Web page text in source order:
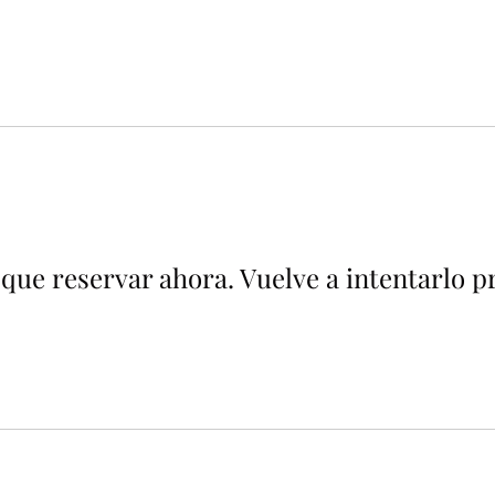
reservar ahora. Vuelve a intentarlo